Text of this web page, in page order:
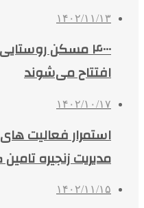
۱۴۰۲/۱۱/۱۳
۴۰۰۰ مسکن
افتتاح می‌شوند
۱۴۰۲/۱۰/۱۷
استمرار فعالیت
مدیریت زنجیره
۱۴۰۲/۱۱/۱۵